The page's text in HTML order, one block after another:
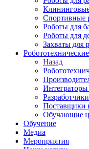
Спортивные
Роботы для
Роботы для
Захваты для
Назад
Интеграторы
Поставщики
Обучающие
Обучение
Медиа
Мероприятия